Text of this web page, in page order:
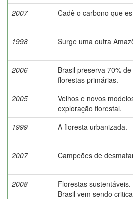
2007
Cadê o carbono que
1998
Surge uma outra
2006
Brasil preserva 70%
florestas primárias.
2005
Velhos e novos
exploração florestal.
1999
A floresta urbanizada.
2007
Campeões de
2008
Florestas sustentáveis.
Brasil vem sendo